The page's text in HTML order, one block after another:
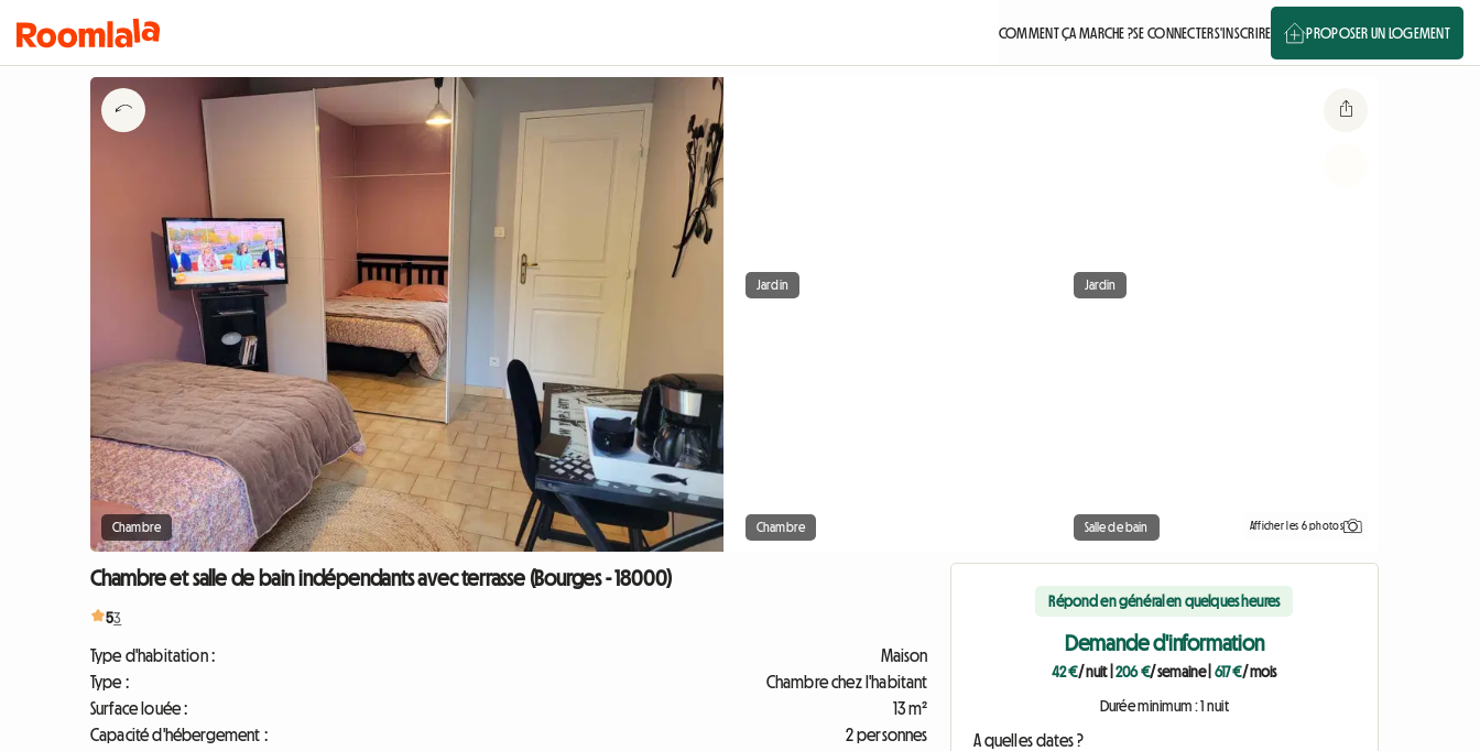
COMMENT ÇA MARCHE ?SE CONNECTERS'INSCRIRE PROPOSER UN LOGEMENT
Chambre
Jardin Jardin
Chambre Salle de bain Afficher les 6 photos
Chambre et salle de bain indépendants avec terrasse (Bourges - 18000)
53
Type d'habitation :
Maison
Type :
Chambre chez l'habitant
Surface louée :
13 m²
Capacité d'hébergement :
2 personnes
Répond en général en quelques heures
Demande d'information
42 €/ nuit|206 €/ semaine| 617 €/ mois
Durée minimum : 1 nuit
A quelles dates ?